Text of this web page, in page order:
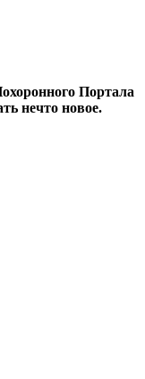
Портала
нечто новое.